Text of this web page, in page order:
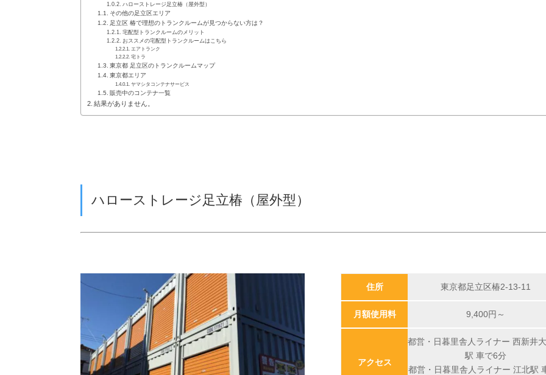
ハローストレージ足立椿（屋外型）
その他の足立区エリア
足立区 椿で理想のトランクルームが見つからない方は？
宅配型トランクルームのメリット
おススメの宅配型トランクルームはこちら
エアトランク
宅トラ
東京都 足立区のトランクルームマップ
東京都エリア
ヤマシタコンテナサービス
販売中のコンテナ一覧
結果がありません。
ハローストレージ足立椿（屋外型）
住所 東京都足立区椿2-13-11
月額使用料 9,400円～
アクセス
都営・日暮里舎人ライナー 西新井
駅 車で6分
都営・日暮里舎人ライナー 江北駅